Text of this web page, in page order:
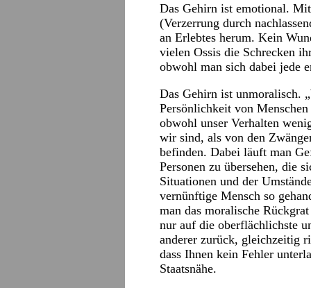
Das Gehirn ist emotional.
(Verzerrung durch
an Erlebtes herum. Kein
vielen Ossis die Schrecken
obwohl man sich dabei jede
Das Gehirn ist unmoralisch.
Persönlichkeit von
obwohl unser Verhalten
wir sind, als von den
befinden. Dabei läuft man
Personen zu übersehen, die
Situationen und der
vernünftige Mensch so
man das moralische
nur auf die oberflächlichste
anderer zurück, gleichzeitig
dass Ihnen kein Fehler
Staatsnähe.